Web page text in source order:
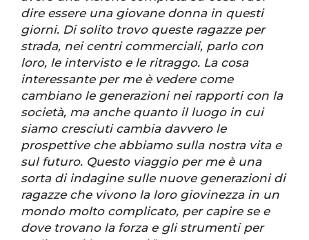
dire essere una giovane donna in questi
giorni. Di solito trovo queste ragazze per
strada, nei centri commerciali, parlo con
loro, le intervisto e le ritraggo. La cosa
interessante per me è vedere come
cambiano le generazioni nei rapporti con la
società, ma anche quanto il luogo in cui
siamo cresciuti cambia davvero le
prospettive che abbiamo sulla nostra vita e
sul futuro. Questo viaggio per me è una
sorta di indagine sulle nuove generazioni di
ragazze che vivono la loro giovinezza in un
mondo molto complicato, per capire se e
dove trovano la forza e gli strumenti per